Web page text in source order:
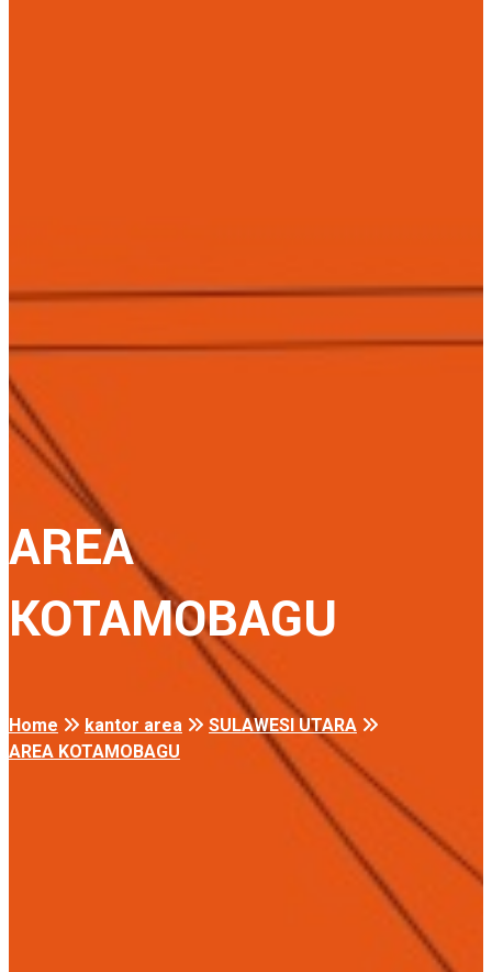
AREA
KOTAMOBAGU
Home kantor area
SULAWESI UTARA
AREA KOTAMOBAGU